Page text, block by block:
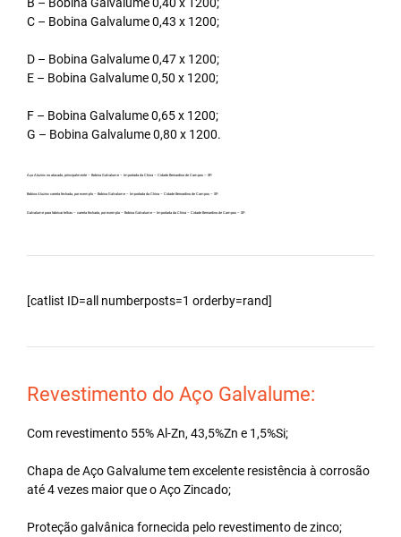
C – Bobina Galvalume 0,43 x 1200;
D – Bobina Galvalume 0,47 x 1200;
E – Bobina Galvalume 0,50 x 1200;
F – Bobina Galvalume 0,65 x 1200;
G – Bobina Galvalume 0,80 x 1200.
Aço Aluzinc no atacado, principalmente – Bobina Galvalume – Importada da China – Cidade Bernardino de Campos – SP.
Bobina Aluzinc carreta fechada, por exemplo – Bobina Galvalume – Importada da China – Cidade Bernardino de Campos – SP.
Galvalume para fabricar telhas – carreta fechada, por exemplo – Bobina Galvalume – Importada da China – Cidade Bernardino de Campos – SP.
[catlist ID=all numberposts=1 orderby=rand]
Revestimento do Aço Galvalume:
Com revestimento 55% Al-Zn, 43,5%Zn e 1,5%Si;
Chapa de Aço Galvalume tem excelente resistência à corrosão
até 4 vezes maior que o Aço Zincado;
Proteção galvânica fornecida pelo revestimento de zinco;